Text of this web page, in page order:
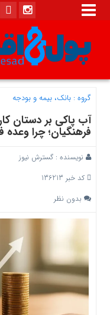
گروه : بانک، بیمه و بودجه
آب پاکی بر دستان
فرهنگیان؛ چرا
نویسنده : گسترش نیوز
کد خبر 136213
بدون نظر